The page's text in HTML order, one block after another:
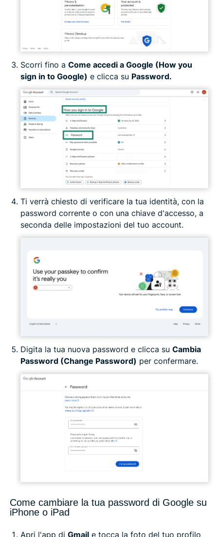
Scorri fino a Come accedi a Google (How you
sign in to Google) e clicca su Password.
Ti verrà chiesto di verificare la tua identità, con la
password corrente o con una chiave d'accesso, a
seconda delle impostazioni del tuo account.
Digita la tua nuova password e clicca su Cambia
Password (Change Password) per confermare.
Come cambiare la tua password di Google su
iPhone o iPad
Apri l'app di Gmail e tocca la foto del tuo profilo